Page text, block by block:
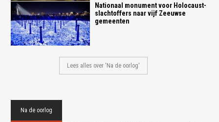
Nationaal monument voor Holocaust-
slachtoffers naar vijf Zeeuwse
gemeenten
Lees alles over 'Na de oorlog'
Na de oorlog